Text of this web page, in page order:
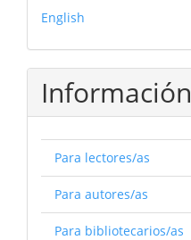
English
Información
Para lectores/as
Para autores/as
Para bibliotecarios/as